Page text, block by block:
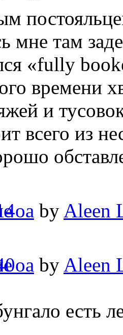
мне там
«fully
времени
и
всего из
by Aleen
by Aleen
есть